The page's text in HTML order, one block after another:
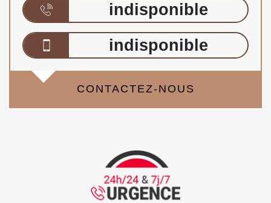
indisponible
indisponible
CONTACTEZ-NOUS